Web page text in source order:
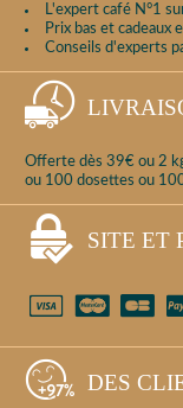
L'expert café N°1
Prix bas et cadeaux
Conseils d'experts
Offerte dès 39€ ou 2
ou 100 dosettes ou
SITE ET
DES